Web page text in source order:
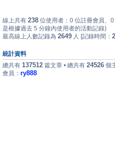
線上共有 238 位使用者：0 位註冊會員、
是根據過去 5 分鐘內使用者的活動記錄)
最高線上人數記錄為 2649 人 [記錄時間：
統計資料
總共有 137512 篇文章 • 總共有 24526 個
會員： ry888